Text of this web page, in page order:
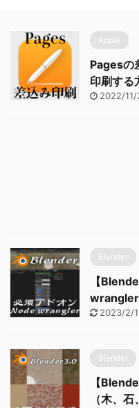
Apple
Pagesの
印刷する
2022/
Blender
【
wrangler
2023/2/
Blender
【
（木、